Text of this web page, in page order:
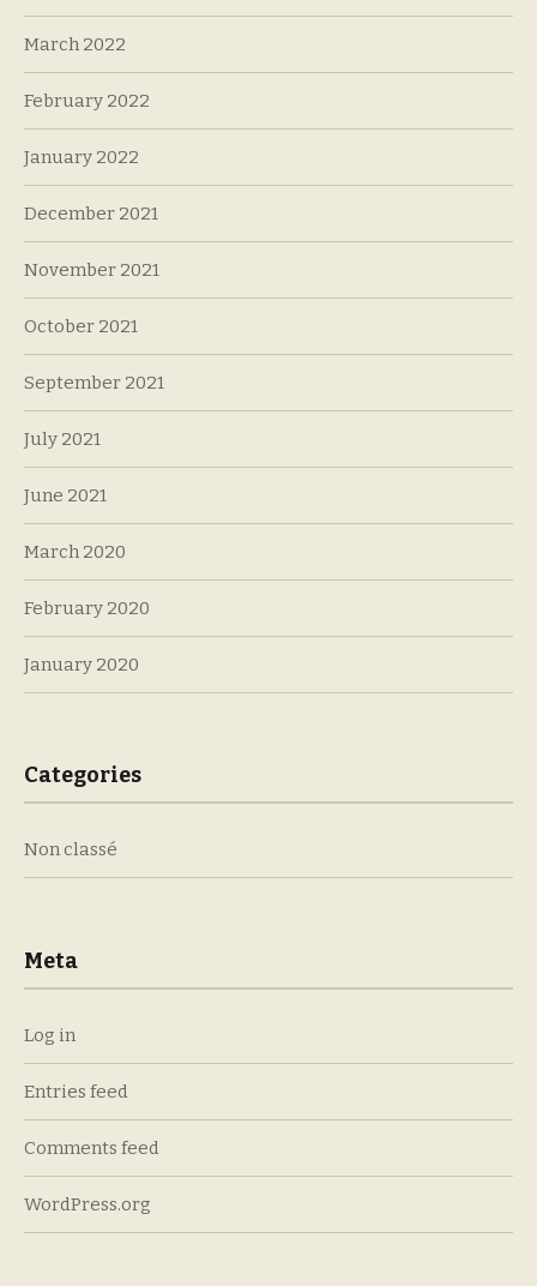
March 2022
February 2022
January 2022
December 2021
November 2021
October 2021
September 2021
July 2021
June 2021
March 2020
February 2020
January 2020
Categories
Non classé
Meta
Log in
Entries feed
Comments feed
WordPress.org